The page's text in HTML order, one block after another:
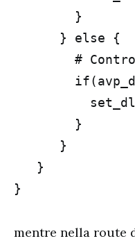
        }
      } else {
#
        }
      }
   }
}
mentre nella route